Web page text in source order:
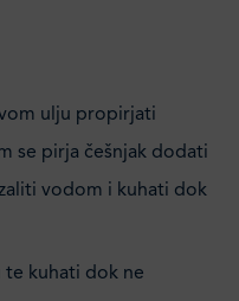
ulju propirjati
se pirja češnjak dodati
vodom i kuhati dok
kuhati dok ne